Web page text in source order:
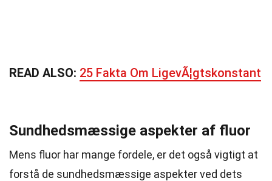
READ ALSO: 25 Fakta Om LigevÃ¦gtskonstant
Sundhedsmæssige aspekter af fluor
Mens fluor har mange fordele, er det også vigtigt at
forstå de sundhedsmæssige aspekter ved dets